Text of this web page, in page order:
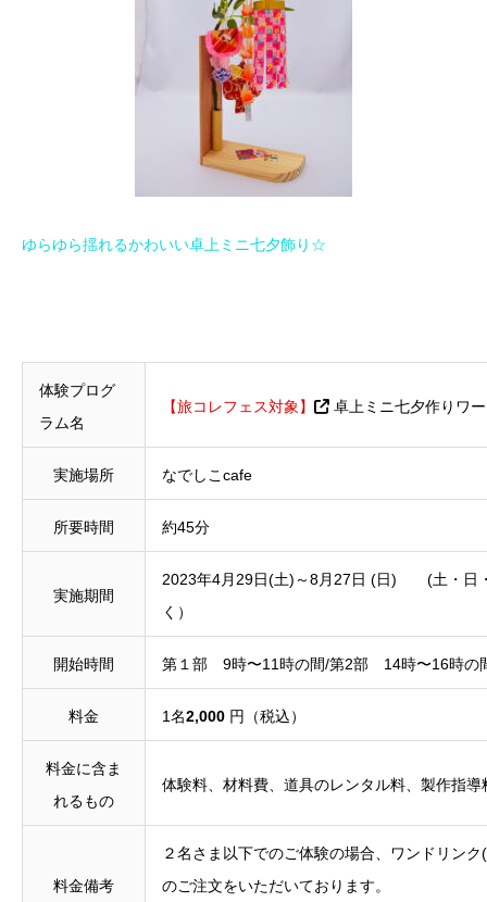
ゆらゆら揺れるかわいい卓上ミニ七夕飾り☆
体験プログ
ラム名
【旅コレフェス対象】 卓上ミニ七夕作りワ
実施場所 なでしこcafe
所要時間 約45分
実施期間
2023年4月29日(土)～8月27日 (日) (土・日
く）
開始時間 第１部 9時〜11時の間/第2部 14時〜16時の
料金 1名2,000 円（税込）
料金に含ま
れるもの
体験料、材料費、道具のレンタル料、製作指導
料金備考
２名さま以下でのご体験の場合、ワンドリン
のご注文をいただいております。